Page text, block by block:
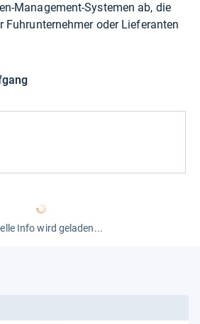
Management-Systemen ab, die
Fuhrunternehmer oder Lieferanten
Info wird geladen...